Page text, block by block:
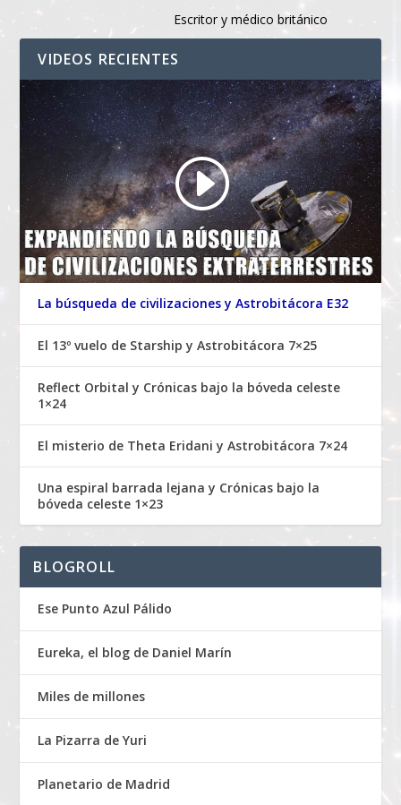
Escritor y médico británico
VIDEOS RECIENTES
La búsqueda de civilizaciones y Astrobitácora E32
El 13º vuelo de Starship y Astrobitácora 7×25
Reflect Orbital y Crónicas bajo la bóveda celeste
1×24
El misterio de Theta Eridani y Astrobitácora 7×24
Una espiral barrada lejana y Crónicas bajo la
bóveda celeste 1×23
BLOGROLL
Ese Punto Azul Pálido
Eureka, el blog de Daniel Marín
Miles de millones
La Pizarra de Yuri
Planetario de Madrid